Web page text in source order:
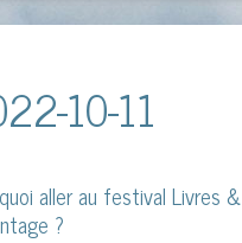
10-11
aller au festival Livres &
?